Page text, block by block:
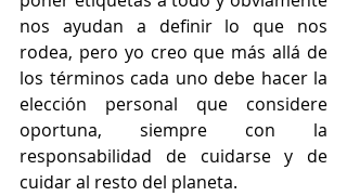
nos ayudan a definir lo que nos
rodea, pero yo creo que más allá de
los términos cada uno debe hacer la
elección personal que considere
oportuna, siempre con la
responsabilidad de cuidarse y de
cuidar al resto del planeta.